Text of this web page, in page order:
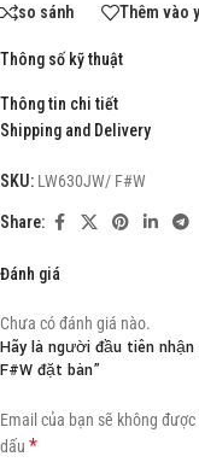
so sánh Thêm vào
Thông số kỹ thuật
Thông tin chi tiết
Shipping and Delivery
SKU: LW630JW/ F#W
Share:
Đánh giá
Chưa có đánh giá nào.
Hãy là người đầu tiên nhận
F#W đặt bàn”
Email của bạn sẽ không
dấu *